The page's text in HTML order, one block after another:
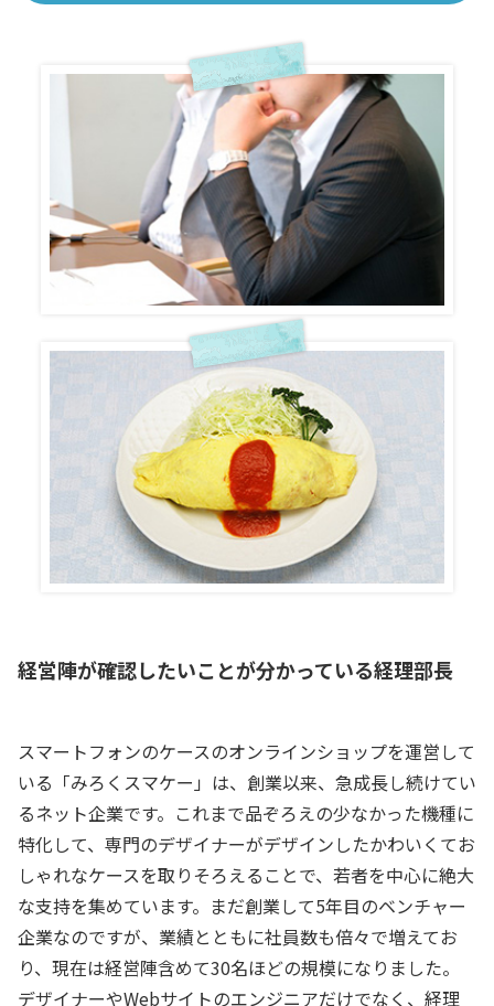
経営陣が確認したいことが分かっている経理部長
スマートフォンのケースのオンラインショップを運営して
いる「みろくスマケー」は、創業以来、急成長し続けてい
るネット企業です。これまで品ぞろえの少なかった機種に
特化して、専門のデザイナーがデザインしたかわいくてお
しゃれなケースを取りそろえることで、若者を中心に絶大
な支持を集めています。まだ創業して5年目のベンチャー
企業なのですが、業績とともに社員数も倍々で増えてお
り、現在は経営陣含めて30名ほどの規模になりました。
デザイナーやWebサイトのエンジニアだけでなく、経理